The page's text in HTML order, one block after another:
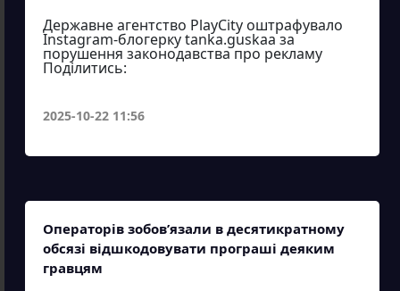
Державне агентство PlayCity оштрафувало
Instagram-блогерку tanka.guskaa за
порушення законодавства про рекламу
Поділитись:
2025-10-22 11:56
Операторів зобов’язали в десятикратному
обсязі відшкодовувати програші деяким
гравцям